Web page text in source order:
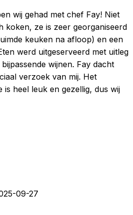
wij gehad met chef Fay! Niet
koken, ze is zeer georganiseerd
keuken na afloop) en een
werd uitgeserveerd met uitleg
wijnen. Fay dacht
verzoek van mij. Het
is heel leuk en gezellig, dus wij
09-27